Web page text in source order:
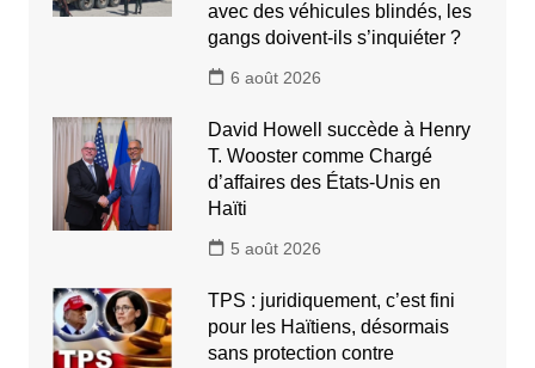
avec des véhicules blindés, les
gangs doivent-ils s’inquiéter ?
6 août 2026
David Howell succède à Henry
T. Wooster comme Chargé
d’affaires des États-Unis en
Haïti
5 août 2026
TPS : juridiquement, c’est fini
pour les Haïtiens, désormais
sans protection contre